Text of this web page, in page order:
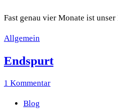
Fast genau vier Monate ist
Allgemein
Endspurt
1 Kommentar
Blog